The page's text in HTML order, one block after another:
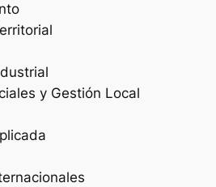
y Gestión Local